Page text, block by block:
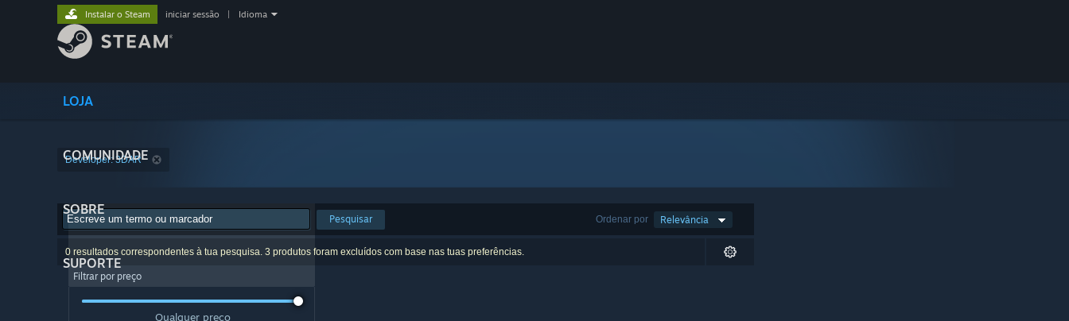
LOJA
COMUNIDADE
SOBRE
SUPORTE
Instalar o Steam iniciar sessão Idioma
Developer: 3DAR
Ordenar por Relevância
Pesquisar
0 resultados correspondentes à tua pesquisa. 3 produtos foram excluídos com base nas tuas preferências.
Filtrar por preço
Qualquer preço